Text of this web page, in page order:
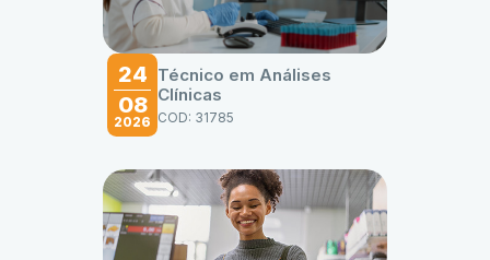
24
08
2026
Técnico em Análises
Clínicas
COD: 31785